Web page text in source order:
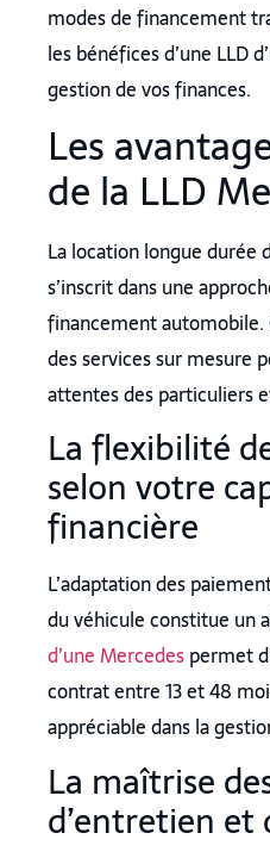
modes de financement
les bénéfices d’une LLD
gestion de vos finances.
Les
de la LLD
La location longue durée
s’inscrit dans une
financement
des services sur mesure
attentes des particuliers
La flexibilité
selon votre
financière
L’adaptation des
du véhicule constitue un
d’une Mercedespermet
contrat entre 13 et 48
appréciable dans la
La maîtrise
d’entretien et